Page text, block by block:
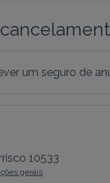
um seguro de
10533
gerais